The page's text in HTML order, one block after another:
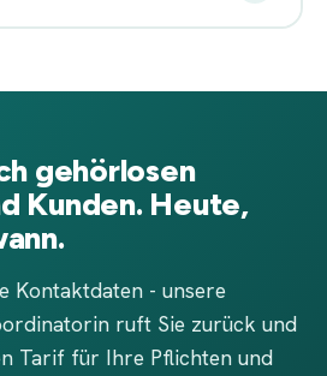
gehörlosen
Kunden. Heute,
Kontaktdaten - unsere
ruft Sie zurück und
Tarif für Ihre Pflichten und